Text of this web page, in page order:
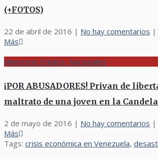
(+FOTOS)
22 de abril de 2016 | No hay comentarios |
Más
Ministerio Público, Nacionales
¡POR ABUSADORES! Privan de
maltrato de una joven en la
2 de mayo de 2016 | No hay comentarios |
Más
Tags: crisis económica en Venezuela,